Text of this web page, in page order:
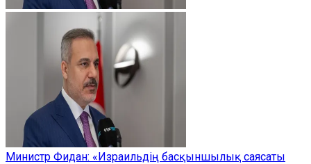
Министр Фидан: «Израильдің басқыншылық саясаты